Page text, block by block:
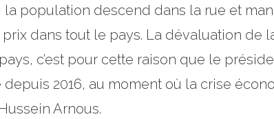
population descend dans la rue et
dans tout le pays. La dévaluation de
c’est pour cette raison que le
2016, au moment où la crise
Arnous.